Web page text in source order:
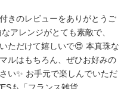
きのレビューをありがとうご
アレンジがとても素敵で、
ただけて嬉しいで😍 本真珠な
ルはもちろん、ぜひお好みの
い✨ お手元で楽しんでいただ
も「フランス雑貨